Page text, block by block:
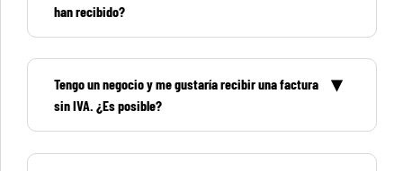
han recibido?
Tengo un negocio y me gustaría recibir una factura
sin IVA. ¿Es posible?